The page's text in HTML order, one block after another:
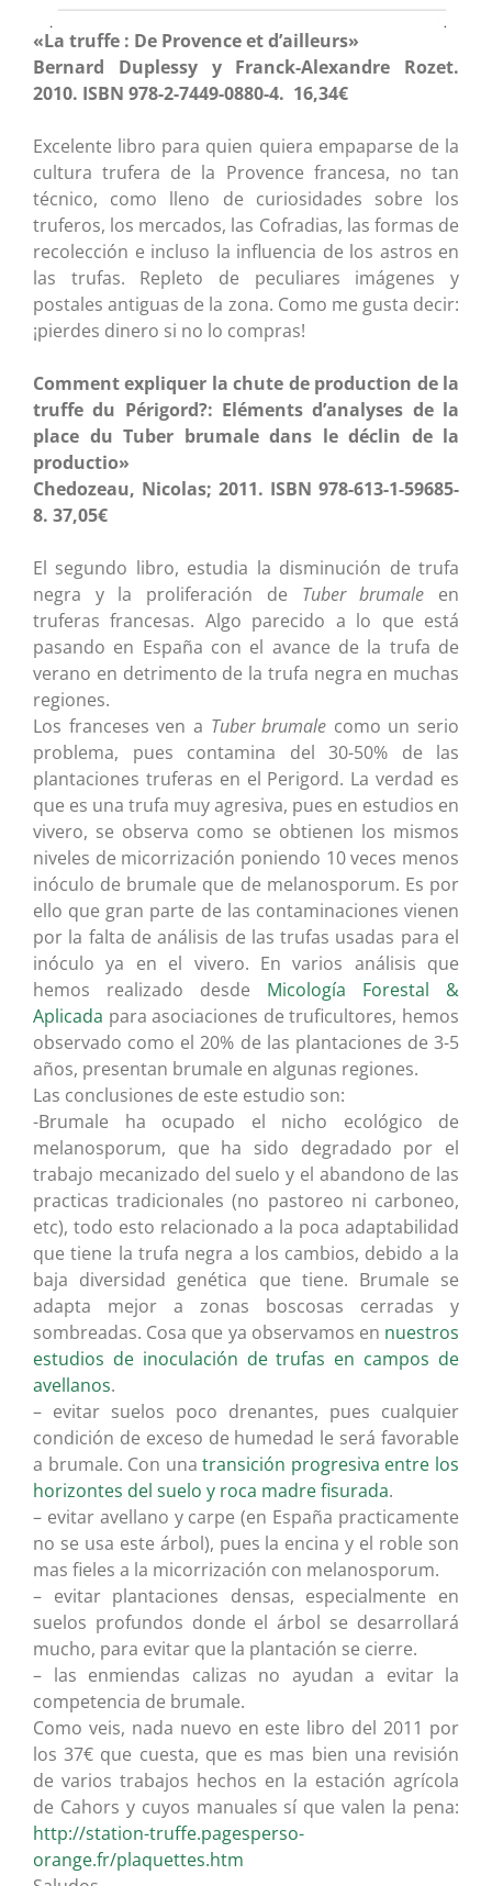
«La truffe : De Provence et d’ailleurs»
Bernard Duplessy y Franck-Alexandre Rozet.
2010. ISBN 978-2-7449-0880-4. 16,34€
Excelente libro para quien quiera empaparse de la
cultura trufera de la Provence francesa, no tan
técnico, como lleno de curiosidades sobre los
truferos, los mercados, las Cofradias, las formas de
recolección e incluso la influencia de los astros en
las trufas. Repleto de peculiares imágenes y
postales antiguas de la zona. Como me gusta decir:
¡pierdes dinero si no lo compras!
Comment expliquer la chute de production de la
truffe du Périgord?: Eléments d’analyses de la
place du Tuber brumale dans le déclin de la
productio»
Chedozeau, Nicolas; 2011. ISBN 978-613-1-59685-
8. 37,05€
El segundo libro, estudia la disminución de trufa
negra y la proliferación de Tuber brumale en
truferas francesas. Algo parecido a lo que está
pasando en España con el avance de la trufa de
verano en detrimento de la trufa negra en muchas
regiones.
Los franceses ven a Tuber brumale como un serio
problema, pues contamina del 30-50% de las
plantaciones truferas en el Perigord. La verdad es
que es una trufa muy agresiva, pues en estudios en
vivero, se observa como se obtienen los mismos
niveles de micorrización poniendo 10 veces menos
inóculo de brumale que de melanosporum. Es por
ello que gran parte de las contaminaciones vienen
por la falta de análisis de las trufas usadas para el
inóculo ya en el vivero. En varios análisis que
hemos realizado desde Micología Forestal &
Aplicada para asociaciones de truficultores, hemos
observado como el 20% de las plantaciones de 3-5
años, presentan brumale en algunas regiones.
Las conclusiones de este estudio son:
-Brumale ha ocupado el nicho ecológico de
melanosporum, que ha sido degradado por el
trabajo mecanizado del suelo y el abandono de las
practicas tradicionales (no pastoreo ni carboneo,
etc), todo esto relacionado a la poca adaptabilidad
que tiene la trufa negra a los cambios, debido a la
baja diversidad genética que tiene. Brumale se
adapta mejor a zonas boscosas cerradas y
sombreadas. Cosa que ya observamos en nuestros
estudios de inoculación de trufas en campos de
avellanos.
– evitar suelos poco drenantes, pues cualquier
condición de exceso de humedad le será favorable
a brumale. Con unatransición progresiva entre los
horizontes del suelo y roca madre fisurada.
– evitar avellano y carpe (en España practicamente
no se usa este árbol), pues la encina y el roble son
mas fieles a la micorrización con melanosporum.
– evitar plantaciones densas, especialmente en
suelos profundos donde el árbol se desarrollará
mucho, para evitar que la plantación se cierre.
– las enmiendas calizas no ayudan a evitar la
competencia de brumale.
Como veis, nada nuevo en este libro del 2011 por
los 37€ que cuesta, que es mas bien una revisión
de varios trabajos hechos en la estación agrícola
de Cahors y cuyos manuales sí que valen la pena:
http://station-truffe.pagesperso-
orange.fr/plaquettes.htm